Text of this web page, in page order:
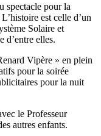
spectacle pour la
est celle d’un
Solaire et
d’entre elles.
Vipère » en plein
pour la soirée
pour la nuit
le Professeur
autres enfants.